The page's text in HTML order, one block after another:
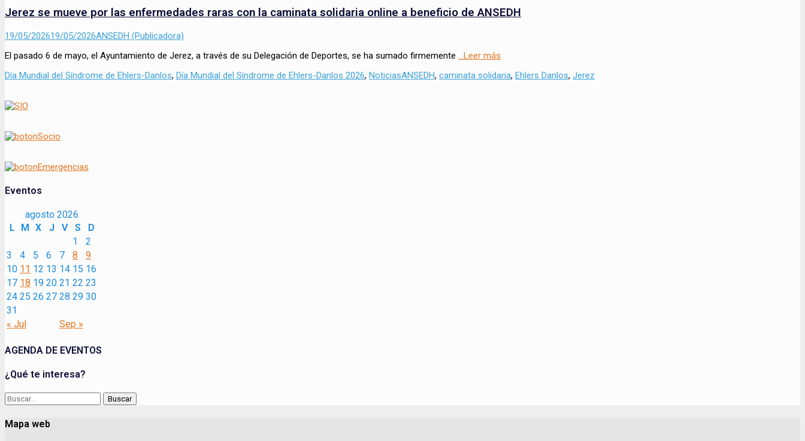
Jerez se mueve por las enfermedades raras con la caminata solidaria online a beneficio de ANSEDH
Enviado
19/05/202619/05/2026Autor
ANSEDH (Publicadora)
El pasado 6 de mayo, el Ayuntamiento de Jerez, a través de su Delegación de Deportes, se ha sumado firmemente …Leer más
Categorías
Día Mundial del Síndrome de Ehlers-Danlos, Día Mundial del Síndrome de Ehlers-Danlos 2026, NoticiasTags
ANSEDH, caminata solidaria, Ehlers Danlos, Jerez
Eventos
agosto 2026
L
M X J V S
D
1
2
3
4 5 6 7 8
9
10 11 12 13 14 15 16
17 18 19 20 21 22 23
24 25 26 27 28 29 30
31
« Jul
Sep »
AGENDA DE EVENTOS
¿Qué te interesa?
Buscar:
Mapa web